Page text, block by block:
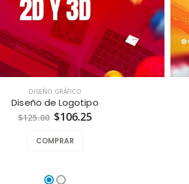
DISEÑO GRÁFICO
Diseño de Logotipo
$125.00 $106.25
COMPRAR